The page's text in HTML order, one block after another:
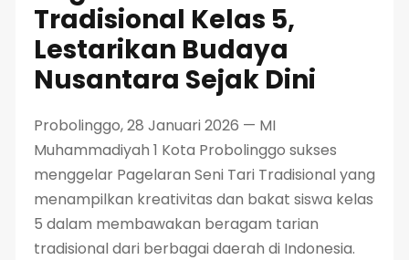
Tradisional Kelas 5,
Lestarikan Budaya
Nusantara Sejak Dini
Probolinggo, 28 Januari 2026 — MI
Muhammadiyah 1 Kota Probolinggo sukses
menggelar Pagelaran Seni Tari Tradisional yang
menampilkan kreativitas dan bakat siswa kelas
5 dalam membawakan beragam tarian
tradisional dari berbagai daerah di Indonesia.